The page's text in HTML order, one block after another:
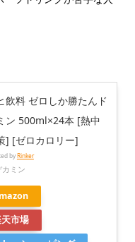
飲料 ゼロしか勝たんド
ン 500ml×24本 [熱中
] [ゼロカロリー]
byRinker
カミン
市場